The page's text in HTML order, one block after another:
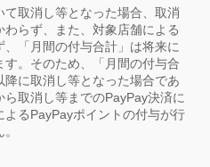
取消し等となった場合、取消
わらず、また、対象店舗による
「月間の付与合計」は将来に
す。そのため、「月間の付与合
に取消し等となった場合であ
ら取消し等までのPayPay決済に
るPayPayポイントの付与が行